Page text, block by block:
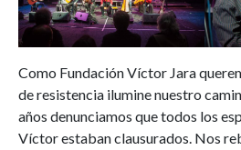
Como Fundación Víctor Jara
de resistencia ilumine nuestro
años denunciamos que todos los
Víctor estaban clausurados. Nos